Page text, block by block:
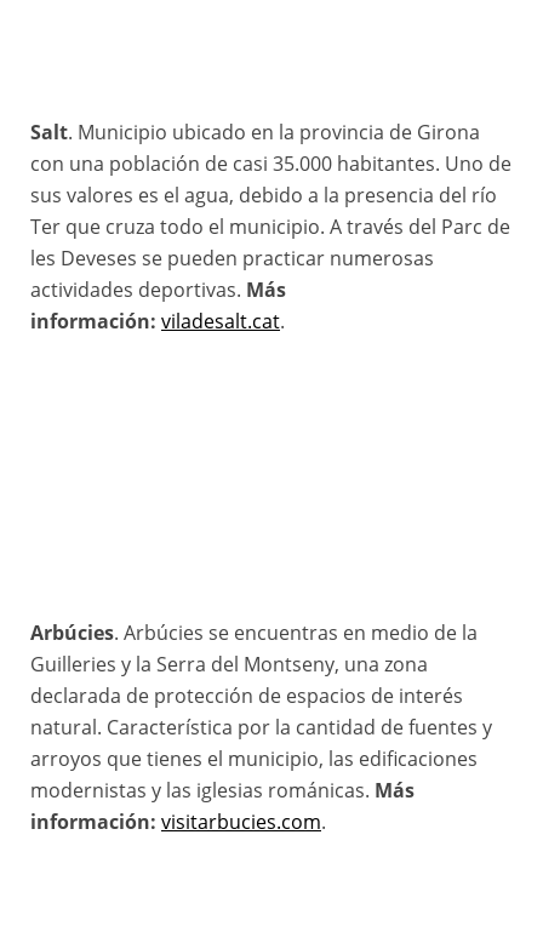
Salt. Municipio ubicado en la provincia de Girona
con una población de casi 35.000 habitantes. Uno de
sus valores es el agua, debido a la presencia del río
Ter que cruza todo el municipio. A través del Parc de
les Deveses se pueden practicar numerosas
actividades deportivas. Más
información: viladesalt.cat.
Arbúcies. Arbúcies se encuentras en medio de la
Guilleries y la Serra del Montseny, una zona
declarada de protección de espacios de interés
natural. Característica por la cantidad de fuentes y
arroyos que tienes el municipio, las edificaciones
modernistas y las iglesias románicas. Más
información: visitarbucies.com.